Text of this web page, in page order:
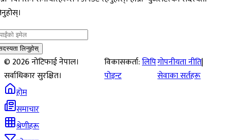
लिनुहोस्
©2026नोटिफाई नेपाल।
सर्वाधिकार सुरक्षित।
विकासकर्ता:लिपि
पोइन्ट
गोपनीयता नीति|
सेवाका सर्तहरू
होम
समाचार
श्रेणीहरू